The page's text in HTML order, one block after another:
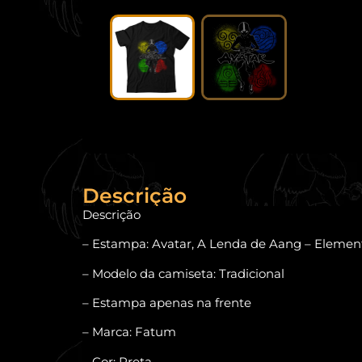
Descrição
Descrição
– Estampa: Avatar, A Lenda de Aang –
– Modelo da camiseta: Tradicional
– Estampa apenas na frente
– Marca: Fatum